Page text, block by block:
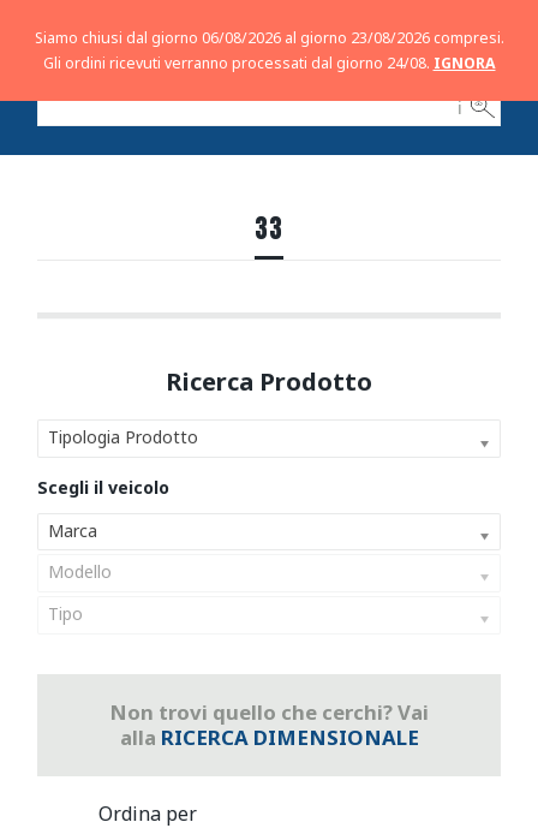
ℹ
33
Tipologia Prodotto
Marca
Modello
Tipo
Non trovi quello che cerchi? Vai
alla RICERCA DIMENSIONALE
Siamo chiusi dal giorno 06/08/2026 al giorno 23/08/2026 compresi.
Gli ordini ricevuti verranno processati dal giorno 24/08. IGNORA